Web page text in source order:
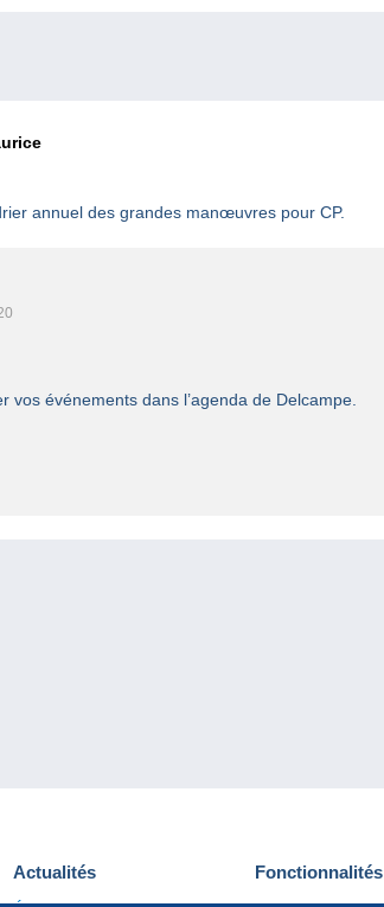
annuel des grandes manœuvres pour CP.
vos événements dans l’agenda de Delcampe.
Actualités Fonctionnalités